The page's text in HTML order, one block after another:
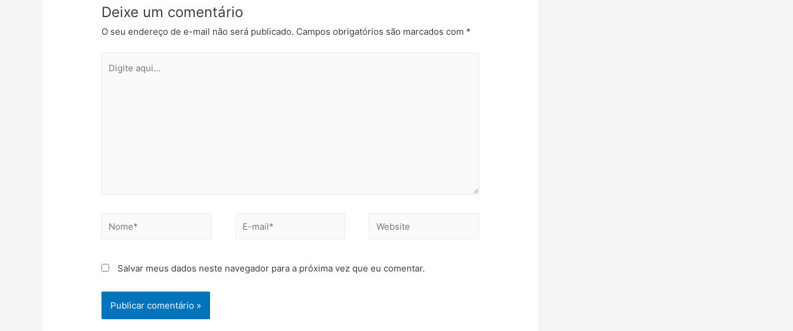
Deixe um comentário
O seu endereço de e-mail não será publicado. Campos obrigatórios são marcados com *
Salvar meus dados neste navegador para a próxima vez que eu comentar.